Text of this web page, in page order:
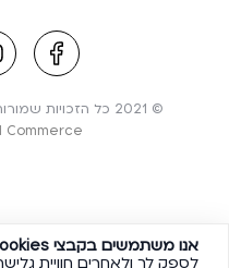
link
© 2021 כל הזכויות שמורות ל James Richardson Group
Commerce
אנו משתמשים בקבצי
לספק לך ולאחרים חוויית